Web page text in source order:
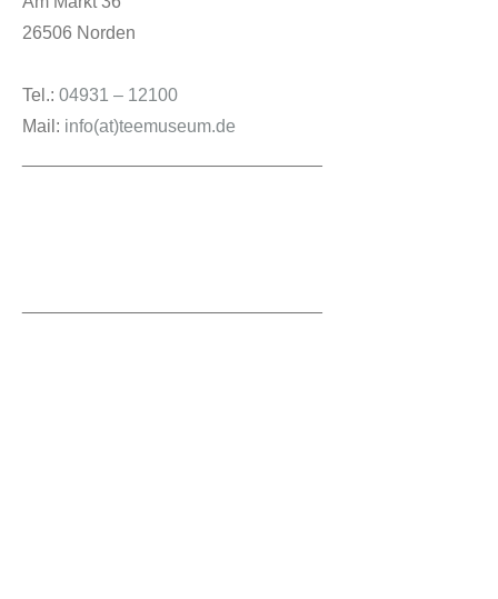
26506 Norden
Tel.: 04931 – 12100
Mail: info(at)teemuseum.de